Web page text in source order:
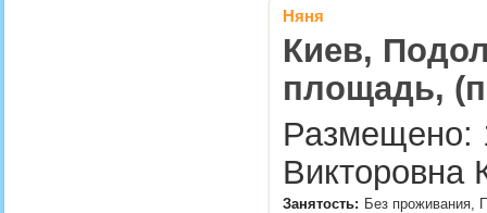
Няня
Киев,
площадь,
Размещено:
Викторовна
Занятость: Без проживания,